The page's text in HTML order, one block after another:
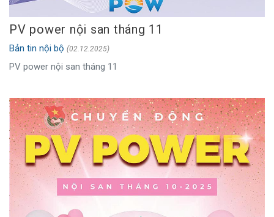
PV power nội san tháng 11
Bản tin nội bộ (02.12.2025)
PV power nội san tháng 11